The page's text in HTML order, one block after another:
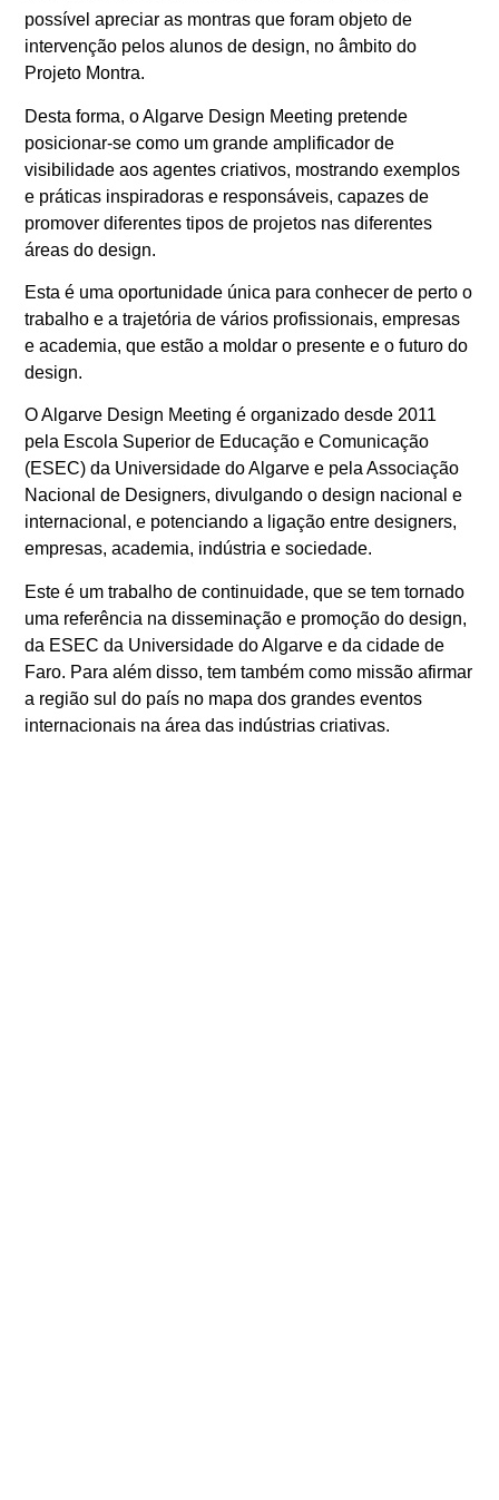
possível apreciar as montras que foram objeto de
intervenção pelos alunos de design, no âmbito do
Projeto Montra.
Desta forma, o Algarve Design Meeting pretende
posicionar-se como um grande amplificador de
visibilidade aos agentes criativos, mostrando exemplos
e práticas inspiradoras e responsáveis, capazes de
promover diferentes tipos de projetos nas diferentes
áreas do design.
Esta é uma oportunidade única para conhecer de perto o
trabalho e a trajetória de vários profissionais, empresas
e academia, que estão a moldar o presente e o futuro do
design.
O Algarve Design Meeting é organizado desde 2011
pela Escola Superior de Educação e Comunicação
(ESEC) da Universidade do Algarve e pela Associação
Nacional de Designers, divulgando o design nacional e
internacional, e potenciando a ligação entre designers,
empresas, academia, indústria e sociedade.
Este é um trabalho de continuidade, que se tem tornado
uma referência na disseminação e promoção do design,
da ESEC da Universidade do Algarve e da cidade de
Faro. Para além disso, tem também como missão afirmar
a região sul do país no mapa dos grandes eventos
internacionais na área das indústrias criativas.